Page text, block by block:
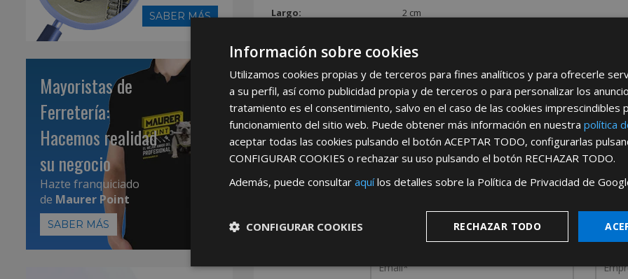
Largo:
2 cm
REGÍSTRATE PARA HACERTE
Desdeaquípodrá ver todas las
Rellene este formulario y nos pondremos en contacto
SABER MÁS
Mayoristas de
Ferretería:
Hacemos realidad
su negocio
Hazte franquiciado
de Maurer Point
SABER MÁS
Información sobre cookies
Utilizamos cookies propias y de terceros para fines analíticos y para ofrecerle
a su perfil, así como publicidad propia y de terceros o para personalizar los
tratamiento es el consentimiento, salvo en el caso de las cookies imprescindibles
funcionamiento del sitio web. Puede obtener más información en nuestra política
aceptar todas las cookies pulsando el botón ACEPTAR TODO, configurarlas
CONFIGURAR COOKIES o rechazar su uso pulsando el botón RECHAZAR TODO.
Además, puede consultar aquílos detalles sobre la Política de Privacidad de
RECHAZAR TODO
CONFIGURAR COOKIES